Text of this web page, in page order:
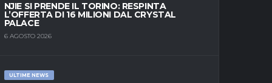
NJIE SI PRENDE IL TORINO: RESPINTA
L’OFFERTA DI 16 MILIONI DAL CRYSTAL
PALACE
6 AGOSTO 2026
ULTIME NEWS